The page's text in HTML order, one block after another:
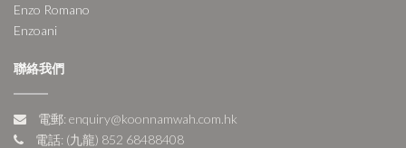
Enzo Romano
Enzoani
聯絡我們
電郵: enquiry@koonnamwah.com.hk
電話: (九龍) 852 68488408